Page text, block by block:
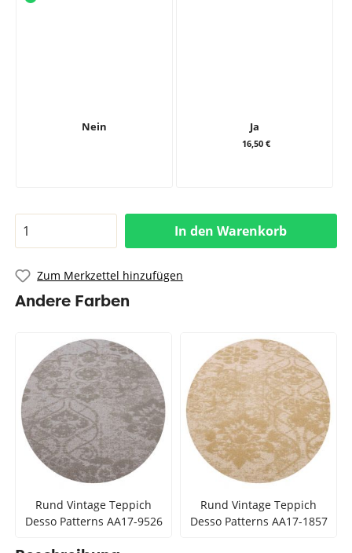
Nein Ja
16,50 €
In den Warenkorb
Zum Merkzettel hinzufügen
Andere Farben
Rund Vintage Teppich
Desso Patterns AA17-9526
Rund Vintage Teppich
Desso Patterns AA17-1857